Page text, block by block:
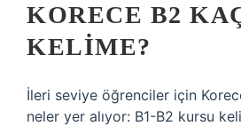
KORECE B2
KELIME?
İleri seviye öğrenciler için
neler yer alıyor: B1-B2 kursu